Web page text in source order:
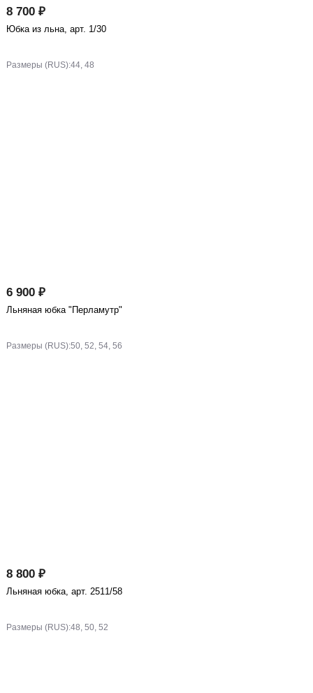
8 700 ₽
Юбка из льна, арт. 1/30
Размеры (RUS):44, 48
6 900 ₽
Льняная юбка "Перламутр"
Размеры (RUS):50, 52, 54, 56
8 800 ₽
Льняная юбка, арт. 2511/58
Размеры (RUS):48, 50, 52